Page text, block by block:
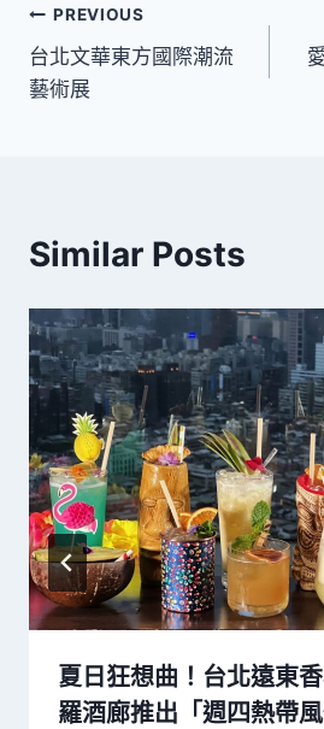
文
章
PREVIOUS
台北文華東方國際潮流
藝術展
Similar Posts
夏日狂想曲！台北遠東
羅酒廊推出「週四熱帶